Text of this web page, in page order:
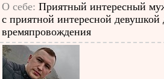
О себе: Приятный интересный
с приятной интересной девушкой
времяпровождения